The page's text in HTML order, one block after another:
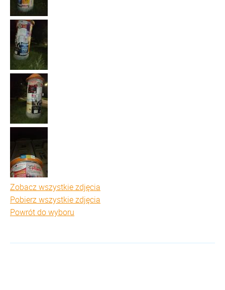
Zobacz wszystkie zdjęcia
Pobierz wszystkie zdjęcia
Powrót do wyboru